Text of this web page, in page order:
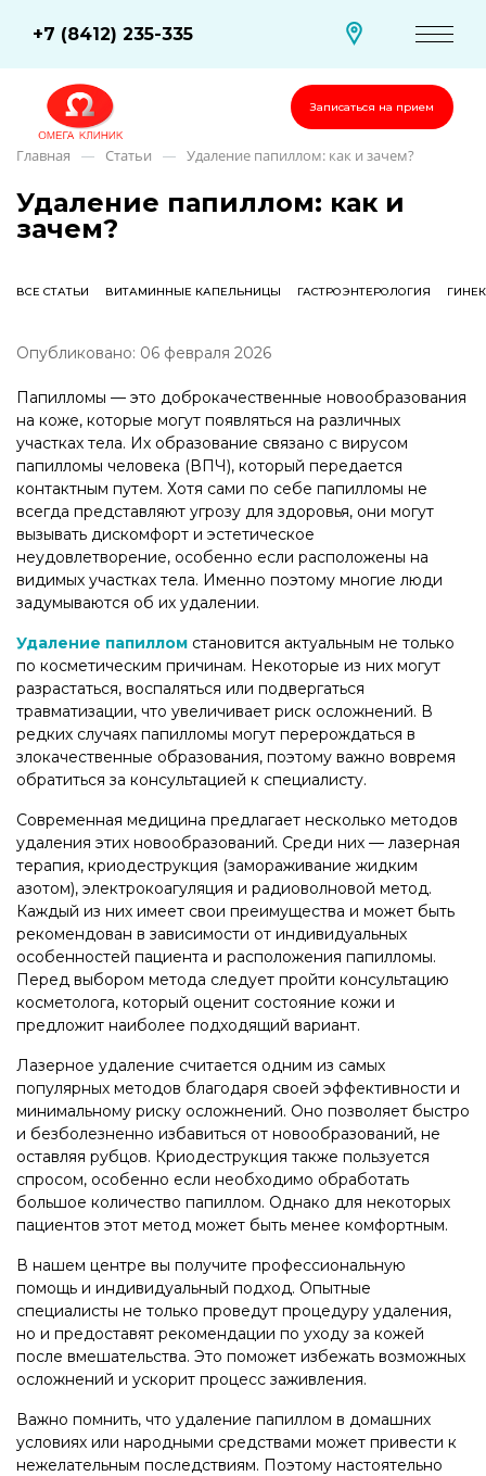
Записаться на прием
+7 (8412) 235-335
Главная — Статьи — Удаление папиллом: как и зачем?
Удаление папиллом: как и
зачем?
ВСЕ СТАТЬИ ВИТАМИННЫЕ КАПЕЛЬНИЦЫ ГАСТРОЭНТЕРОЛОГИЯ
Опубликовано: 06 февраля 2026
Папилломы — это доброкачественные новообразования
на коже, которые могут появляться на различных
участках тела. Их образование связано с вирусом
папилломы человека (ВПЧ), который передается
контактным путем. Хотя сами по себе папилломы не
всегда представляют угрозу для здоровья, они могут
вызывать дискомфорт и эстетическое
неудовлетворение, особенно если расположены на
видимых участках тела. Именно поэтому многие люди
задумываются об их удалении.
Удаление папиллом становится актуальным не только
по косметическим причинам. Некоторые из них могут
разрастаться, воспаляться или подвергаться
травматизации, что увеличивает риск осложнений. В
редких случаях папилломы могут перерождаться в
злокачественные образования, поэтому важно вовремя
обратиться за консультацией к специалисту.
Современная медицина предлагает несколько методов
удаления этих новообразований. Среди них — лазерная
терапия, криодеструкция (замораживание жидким
азотом), электрокоагуляция и радиоволновой метод.
Каждый из них имеет свои преимущества и может быть
рекомендован в зависимости от индивидуальных
особенностей пациента и расположения папилломы.
Перед выбором метода следует пройти консультацию
косметолога, который оценит состояние кожи и
предложит наиболее подходящий вариант.
Лазерное удаление считается одним из самых
популярных методов благодаря своей эффективности и
минимальному риску осложнений. Оно позволяет быстро
и безболезненно избавиться от новообразований, не
оставляя рубцов. Криодеструкция также пользуется
спросом, особенно если необходимо обработать
большое количество папиллом. Однако для некоторых
пациентов этот метод может быть менее комфортным.
В нашем центре вы получите профессиональную
помощь и индивидуальный подход. Опытные
специалисты не только проведут процедуру удаления,
но и предоставят рекомендации по уходу за кожей
после вмешательства. Это поможет избежать возможных
осложнений и ускорит процесс заживления.
Важно помнить, что удаление папиллом в домашних
условиях или народными средствами может привести к
нежелательным последствиям. Поэтому настоятельно